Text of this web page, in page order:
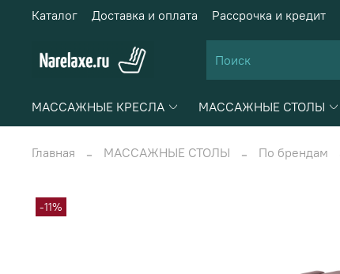
Каталог Доставка и оплата Рассрочка и кредит
МАССАЖНЫЕ КРЕСЛА МАССАЖНЫЕ СТОЛЫ
Главная МАССАЖНЫЕ СТОЛЫ По брендам
-11%